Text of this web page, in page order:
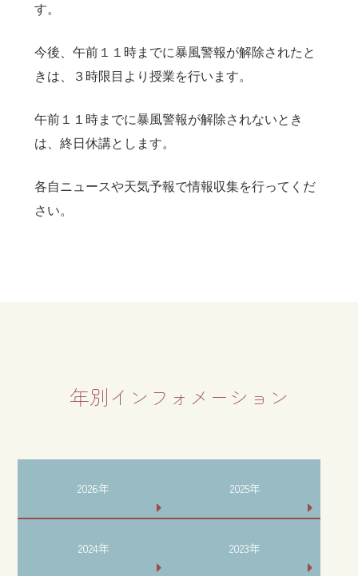
す。
今後、午前１１時までに暴風警報が解除されたと
きは、３時限目より授業を行います。
午前１１時までに暴風警報が解除されないとき
は、終日休講とします。
各自ニュースや天気予報で情報収集を行ってくだ
さい。
年別インフォメーション
2026年 2025年
2024年 2023年